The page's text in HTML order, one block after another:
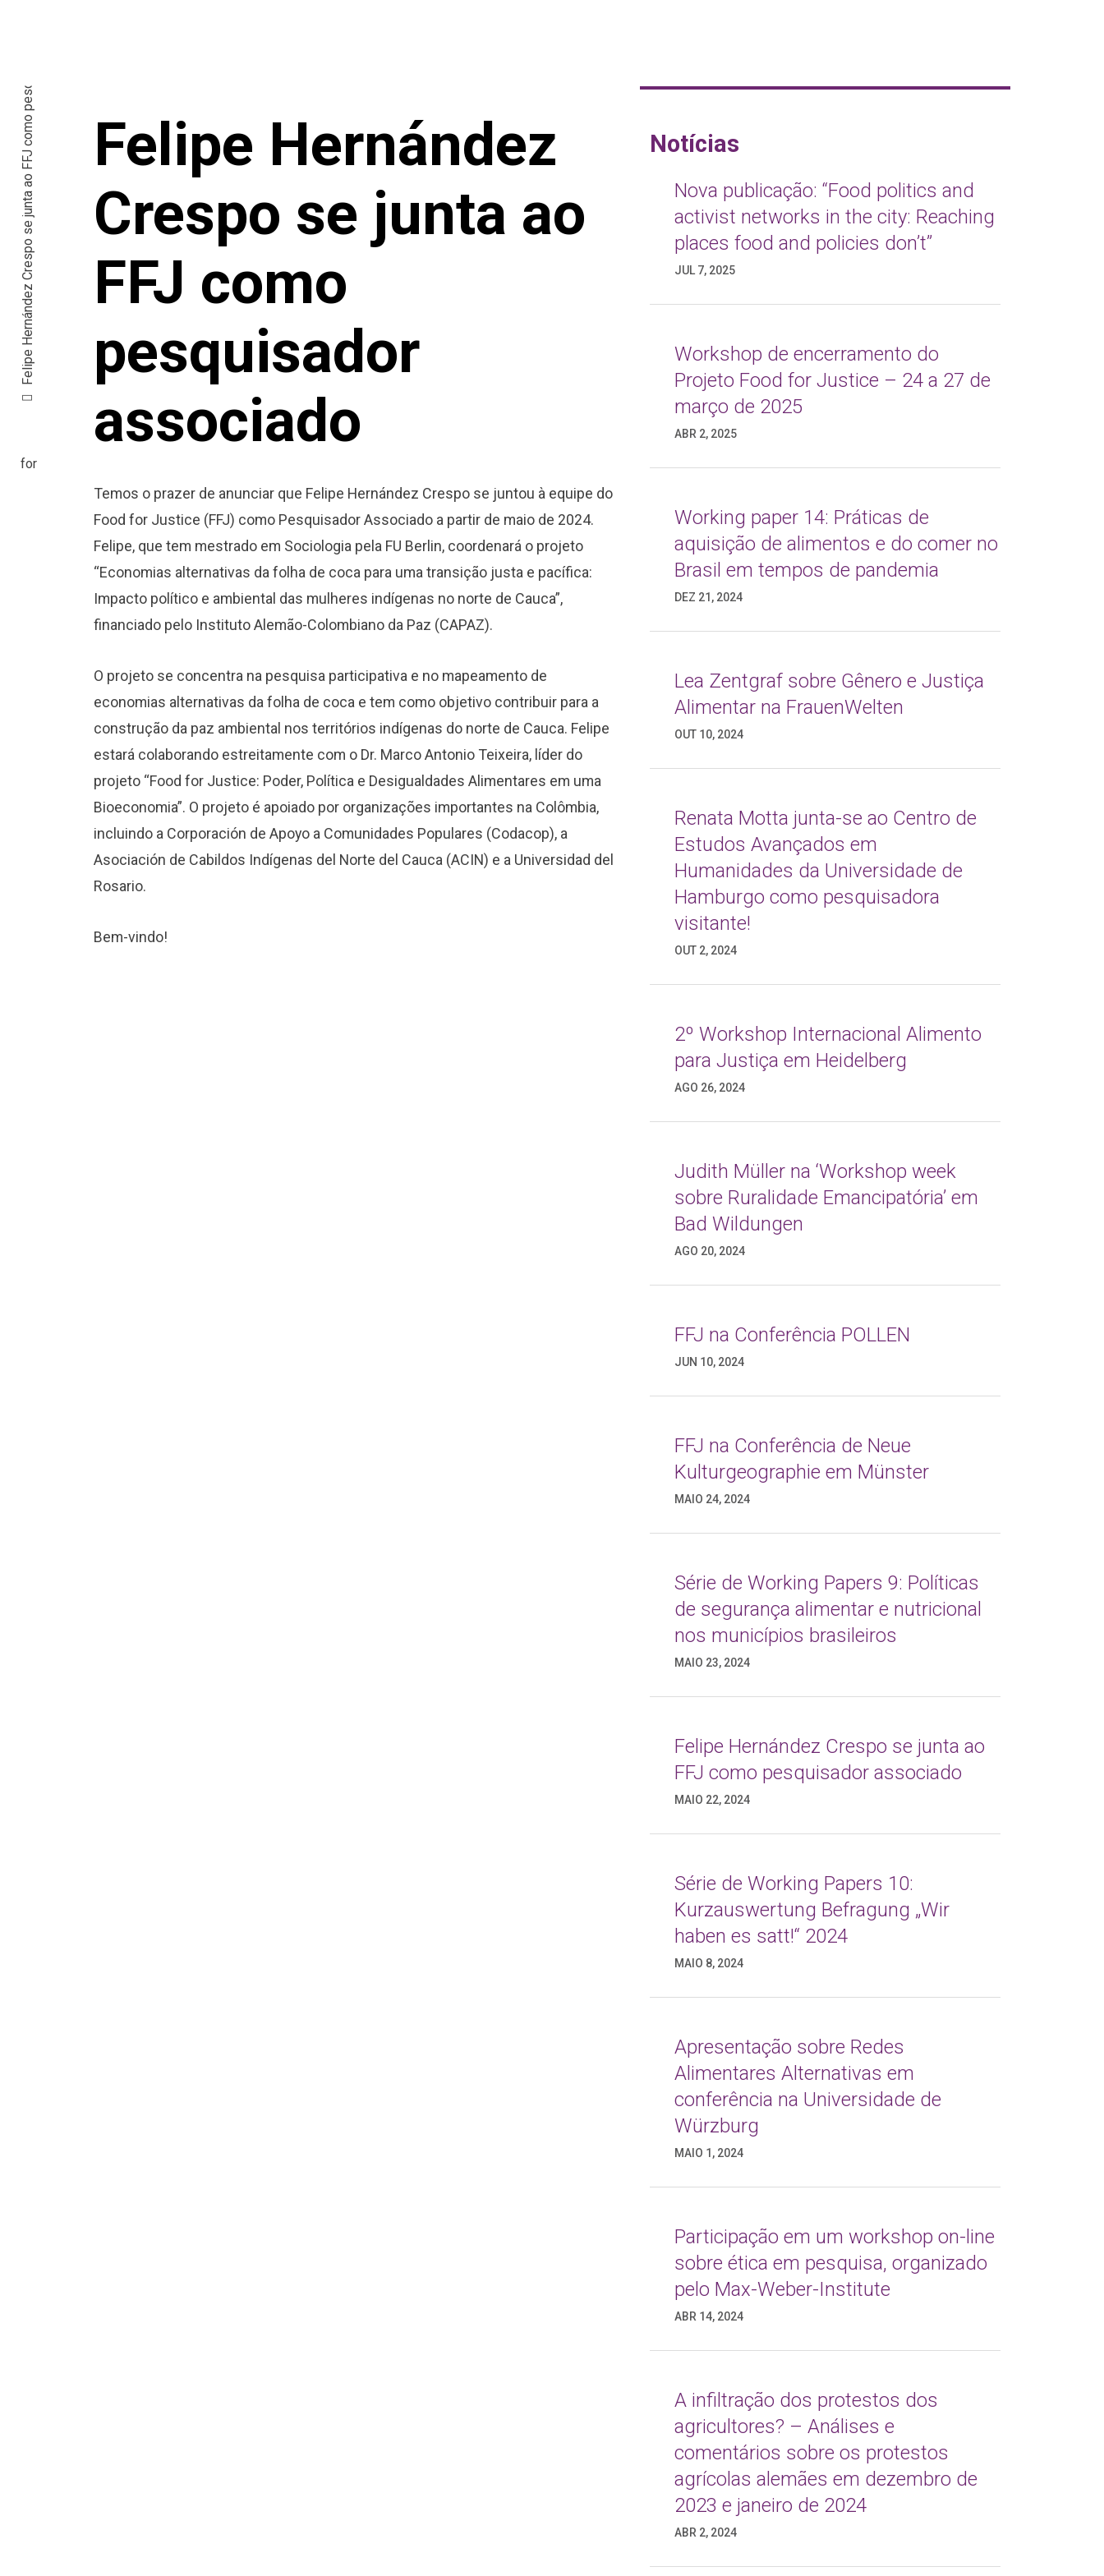
Felipe Hernández Crespo se junta ao FFJ como pesquisador associado
Felipe Hernández
Crespo se junta ao
FFJ como
pesquisador
associado
Temos o prazer de anunciar que Felipe Hernández Crespo se juntou à equipe do
Food for Justice (FFJ) como Pesquisador Associado a partir de maio de 2024.
Felipe, que tem mestrado em Sociologia pela FU Berlin, coordenará o projeto
“Economias alternativas da folha de coca para uma transição justa e pacífica:
Impacto político e ambiental das mulheres indígenas no norte de Cauca”,
financiado pelo Instituto Alemão-Colombiano da Paz (CAPAZ).
O projeto se concentra na pesquisa participativa e no mapeamento de
economias alternativas da folha de coca e tem como objetivo contribuir para a
construção da paz ambiental nos territórios indígenas do norte de Cauca. Felipe
estará colaborando estreitamente com o Dr. Marco Antonio Teixeira, líder do
projeto “Food for Justice: Poder, Política e Desigualdades Alimentares em uma
Bioeconomia”. O projeto é apoiado por organizações importantes na Colômbia,
incluindo a Corporación de Apoyo a Comunidades Populares (Codacop), a
Asociación de Cabildos Indígenas del Norte del Cauca (ACIN) e a Universidad del
Rosario.
Bem-vindo!
Notícias
Nova publicação: “Food politics and
activist networks in the city: Reaching
places food and policies don’t”
JUL 7, 2025
Workshop de encerramento do
Projeto Food for Justice – 24 a 27 de
março de 2025
ABR 2, 2025
Working paper 14: Práticas de
aquisição de alimentos e do comer no
Brasil em tempos de pandemia
DEZ 21, 2024
Lea Zentgraf sobre Gênero e Justiça
Alimentar na FrauenWelten
OUT 10, 2024
Renata Motta junta-se ao Centro de
Estudos Avançados em
Humanidades da Universidade de
Hamburgo como pesquisadora
visitante!
OUT 2, 2024
2º Workshop Internacional Alimento
para Justiça em Heidelberg
AGO 26, 2024
Judith Müller na ‘Workshop week
sobre Ruralidade Emancipatória’ em
Bad Wildungen
AGO 20, 2024
FFJ na Conferência POLLEN
JUN 10, 2024
FFJ na Conferência de Neue
Kulturgeographie em Münster
MAIO 24, 2024
Série de Working Papers 9: Políticas
de segurança alimentar e nutricional
nos municípios brasileiros
MAIO 23, 2024
Felipe Hernández Crespo se junta ao
FFJ como pesquisador associado
MAIO 22, 2024
Série de Working Papers 10:
Kurzauswertung Befragung „Wir
haben es satt!“ 2024
MAIO 8, 2024
Apresentação sobre Redes
Alimentares Alternativas em
conferência na Universidade de
Würzburg
MAIO 1, 2024
Participação em um workshop on-line
sobre ética em pesquisa, organizado
pelo Max-Weber-Institute
ABR 14, 2024
A infiltração dos protestos dos
agricultores? – Análises e
comentários sobre os protestos
agrícolas alemães em dezembro de
2023 e janeiro de 2024
ABR 2, 2024